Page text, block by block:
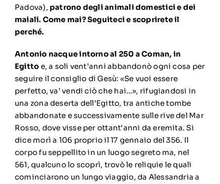
Padova), patrono degli animali domestici e dei
maiali. Come mai? Seguiteci e scoprirete il
perché.
Antonio nacque intorno al 250 a Coman, in
Egitto e, a soli vent’anni abbandonò ogni cosa per
seguire il consiglio di Gesù: «Se vuoi essere
perfetto, va’ vendi ciò che hai…», rifugiandosi in
una zona deserta dell’Egitto, tra antiche tombe
abbandonate e successivamente sulle rive del Mar
Rosso, dove visse per ottant’anni da eremita. Si
dice morì a 106 proprio il 17 gennaio del 356. Il
corpo fu seppellito in un luogo segreto ma, nel
561, qualcuno lo scoprì, trovò le reliquie le quali
cominciarono un lungo viaggio, da Alessandria a